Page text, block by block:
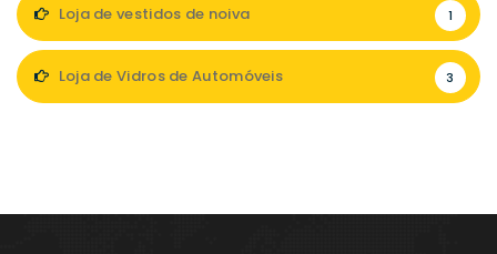
Loja de vestidos de noiva 1
Loja de Vidros de Automóveis 3